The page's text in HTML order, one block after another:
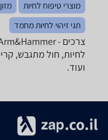
מוצרי טיפוח לחיות
תגי זיהוי לחיות מחמד
לחיות, חול מתגבש,
ועוד.